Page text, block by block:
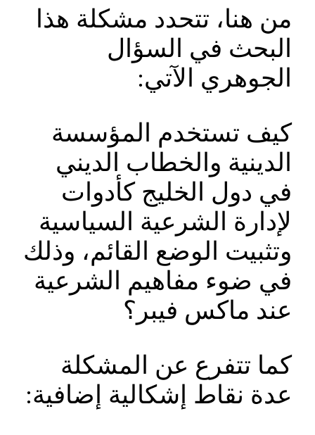
من هنا، تتحدد مشكلة هذا
البحث في السؤال
الجوهري الآتي:
كيف تستخدم المؤسسة
الدينية والخطاب الديني
في دول الخليج كأدوات
لإدارة الشرعية السياسية
وتثبيت الوضع القائم، وذلك
في ضوء مفاهيم الشرعية
عند ماكس فيبر؟
كما تتفرع عن المشكلة
عدة نقاط إشكالية إضافية: